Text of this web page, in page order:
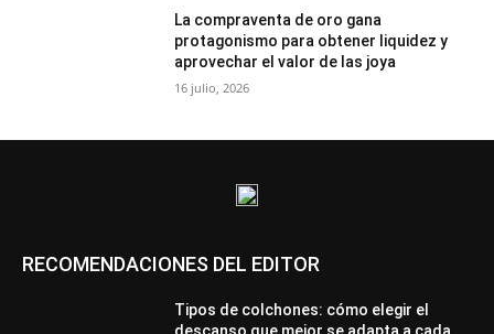
La compraventa de oro gana
protagonismo para obtener liquidez y
aprovechar el valor de las joya
16 julio, 2026
RECOMENDACIONES DEL EDITOR
Tipos de colchones: cómo elegir el
descanso que mejor se adapta a cada